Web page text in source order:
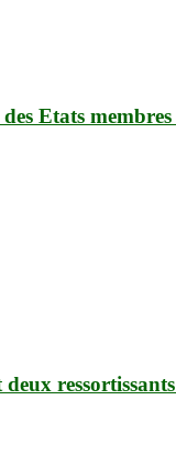
Etats membres